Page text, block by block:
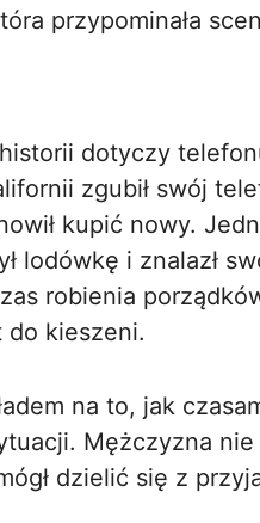
przypominała
dotyczy
zgubił swój
kupić nowy.
lodówkę i znalazł
robienia
do kieszeni.
na to, jak
Mężczyzna
dzielić się z